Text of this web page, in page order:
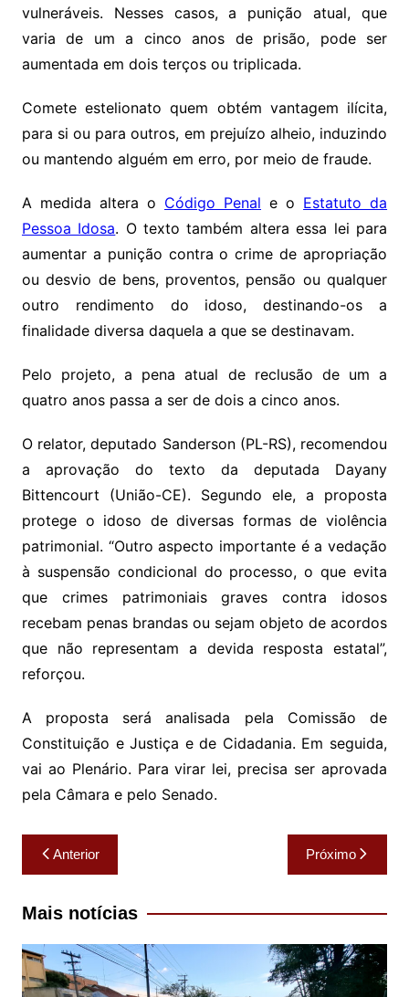
vulneráveis. Nesses casos, a punição atual, que
varia de um a cinco anos de prisão, pode ser
aumentada em dois terços ou triplicada.
Comete estelionato quem obtém vantagem ilícita,
para si ou para outros, em prejuízo alheio, induzindo
ou mantendo alguém em erro, por meio de fraude.
A medida altera o Código Penal e o Estatuto da
Pessoa Idosa. O texto também altera essa lei para
aumentar a punição contra o crime deapropriação
ou desvio de bens, proventos, pensão ou qualquer
outro rendimento do idoso, destinando-os a
finalidade diversa daquela a que se destinavam.
Pelo projeto, a pena atual de reclusão de um a
quatro anos passa a ser de dois a cinco anos.
O relator, deputado Sanderson (PL-RS), recomendou
a aprovação do texto da deputada Dayany
Bittencourt (União-CE). Segundo ele, a proposta
protege o idoso de diversas formas de violência
patrimonial. “Outro aspecto importante é a vedação
à suspensão condicional do processo, o que evita
que crimes patrimoniais graves contra idosos
recebam penas brandas ou sejam objeto de acordos
que não representam a devida resposta estatal”,
reforçou.
A proposta será analisada pela Comissão de
Constituição e Justiça e de Cidadania. Em seguida,
vai ao Plenário. Para virar lei, precisa ser aprovada
pela Câmara e pelo Senado.
Navegação
de
Post
Anterior Próximo
Mais notícias